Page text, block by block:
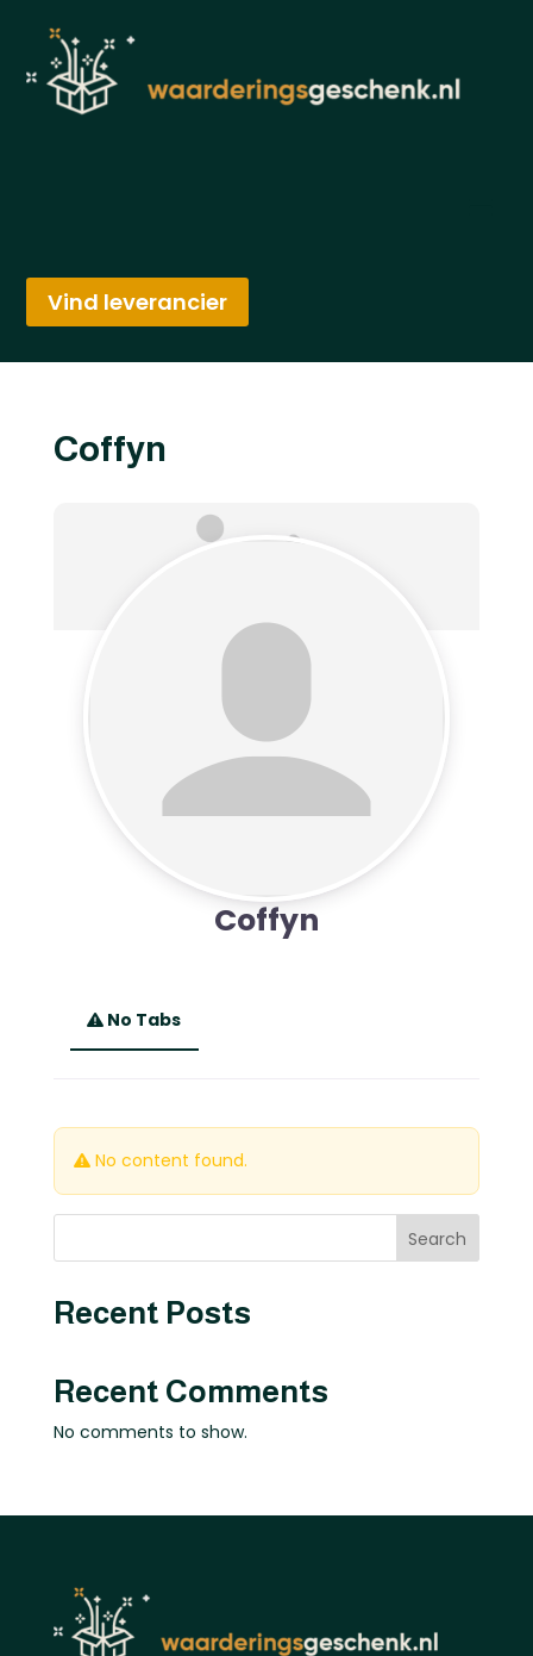
Vind leverancier
Coffyn
Coffyn
No Tabs
No content found.
Search
Recent Posts
Recent Comments
No comments to show.